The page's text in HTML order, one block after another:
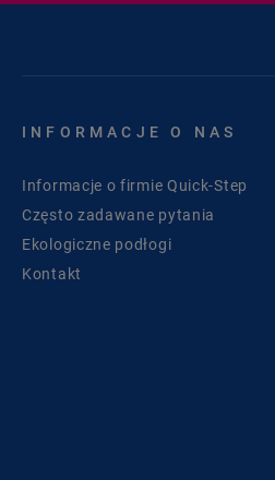
INFORMACJE O NAS
Informacje o firmie Quick-Step
Często zadawane pytania
Ekologiczne podłogi
Kontakt